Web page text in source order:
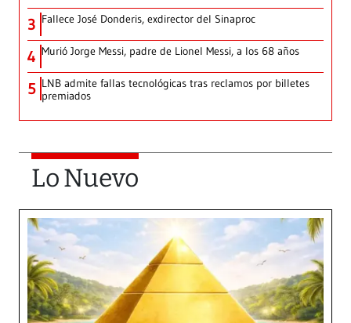
3 Fallece José Donderis, exdirector del Sinaproc
4 Murió Jorge Messi, padre de Lionel Messi, a los 68 años
5 LNB admite fallas tecnológicas tras reclamos por billetes
premiados
Lo Nuevo